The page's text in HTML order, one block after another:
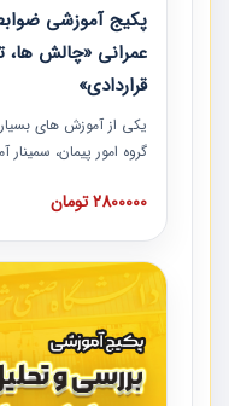
پکیج آموزشی
عمرانی «چالش ها،
قراردادی»
یکی از آموزش‏‏‏‏‏‏ های
گروه امور پیمان،
های عمرانی» چالش
است که در محل
مدارک پیمان به همراه
2800000 تومان